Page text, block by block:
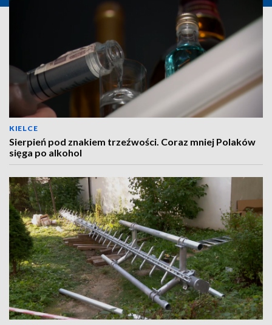
KIELCE
Sierpień pod znakiem trzeźwości. Coraz mniej Polaków
sięga po alkohol